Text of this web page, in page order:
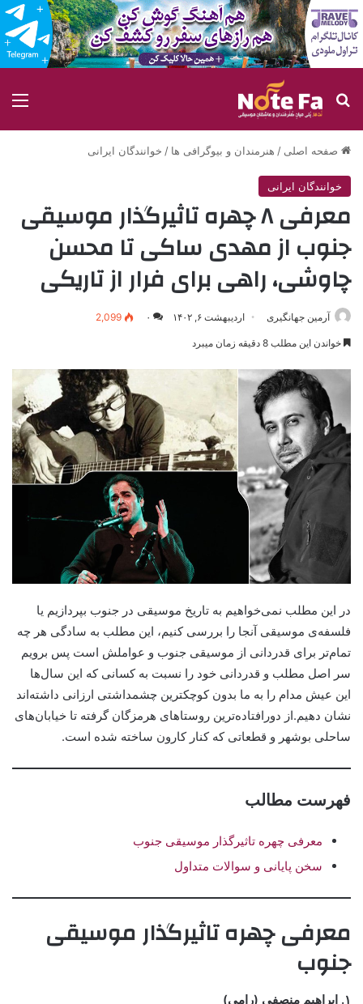
جستجو برای
صفحه اصلی / هنرمندان و بیوگرافی ها / خوانندگان ایرانی
خوانندگان ایرانی
معرفی ۸ چهره تاثیرگذار موسیقی
جنوب از مهدی ساکی تا محسن
چاوشی، راهی برای فرار از تاریکی
آرمین جهانگیری اردیبهشت ۶, ۱۴۰۲ ۰ 2,099
خواندن این مطلب 8 دقیقه زمان میبرد
در این مطلب نمی‌خواهیم به تاریخ موسیقی در جنوب بپردازیم یا
فلسفه‌ی موسیقی آنجا را بررسی کنیم، این مطلب به سادگی هر چه
تمام‌تر برای قدردانی از موسیقی جنوب و عواملش است پس برویم
سر اصل مطلب و قدردانی خود را نسبت به کسانی که این سال‌ها
این عیش مدام را به ما بدون کوچکترین چشمداشتی ارزانی داشته‌اند
نشان دهیم.از دورافتاده‌ترین روستاهای هرمزگان گرفته تا خیابان‌های
ساحلی بوشهر و قطعاتی که کنار کارون ساخته شده است.
فهرست مطالب
معرفی چهره تاثیرگذار موسیقی جنوب
سخن پایانی و سوالات متداول
معرفی چهره تاثیرگذار موسیقی
جنوب
۱. ابراهیم منصفی (رامی)